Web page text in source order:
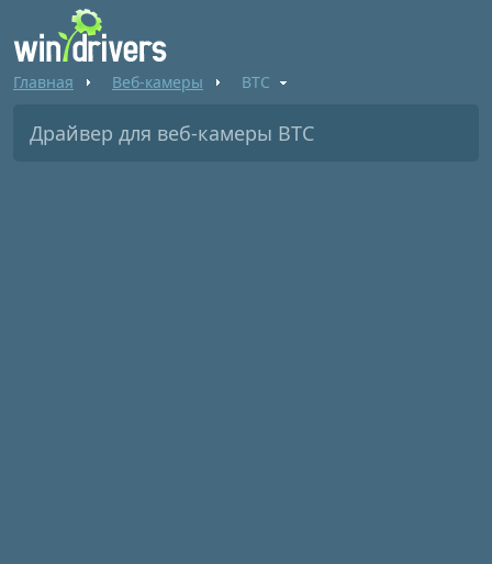
Главная Веб-камеры BTC
Драйвер для веб-камеры BTC